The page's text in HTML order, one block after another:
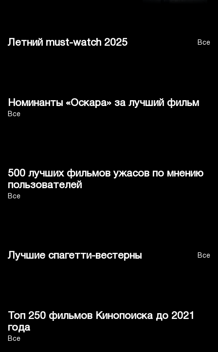
Все
пользователей
Все
года
Все